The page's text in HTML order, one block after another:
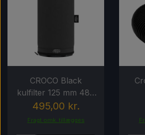
CROCO Black
kulfilter 125 mm 480
m3/h
495,00 kr.
Fragt omk. tillægges